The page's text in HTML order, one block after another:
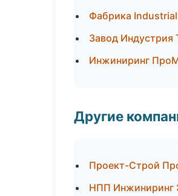
Фабрика
Завод
Инжиниринг
Другие
Проект-Строй
НПП Инжиниринг